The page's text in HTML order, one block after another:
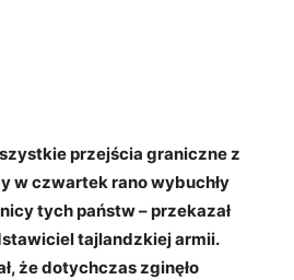
przejścia graniczne z
w czwartek rano wybuchły
tych państw – przekazał
tajlandzkiej armii.
że dotychczas zginęło